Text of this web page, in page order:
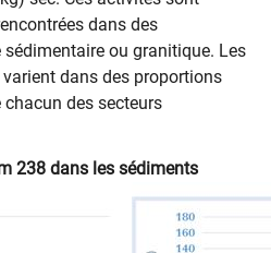
dans des
ou granitique. Les
dans des proportions
des secteurs
238 dans les sédiments